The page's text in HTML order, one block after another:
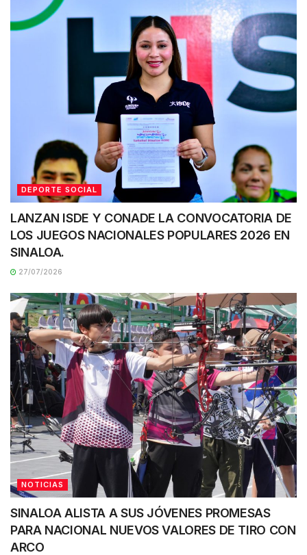
DEPORTE SOCIAL
LANZAN ISDE Y CONADE LA CONVOCATORIA DE
LOS JUEGOS NACIONALES POPULARES 2026 EN
SINALOA.
27/07/2026
NOTICIAS
SINALOA ALISTA A SUS JÓVENES PROMESAS
PARA NACIONAL NUEVOS VALORES DE TIRO CON
ARCO